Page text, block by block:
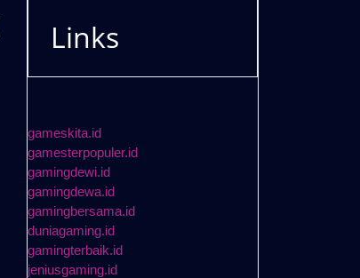
Links
gameskita.id
gamesterpopuler.id
gamingdewi.id
gamingdewa.id
gamingbersama.id
duniagaming.id
gamingterbaik.id
jeniusgaming.id